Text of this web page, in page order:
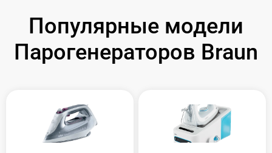
Популярные модели
Парогенераторов Braun